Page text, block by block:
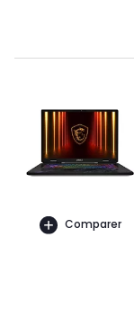
Comparer